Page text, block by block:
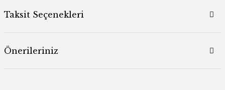
Taksit Seçenekleri
Önerileriniz